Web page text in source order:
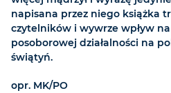
napisana przez niego książka
czytelników i wywrze wpływ
posoborowej działalności na
świątyń.
opr. MK/PO